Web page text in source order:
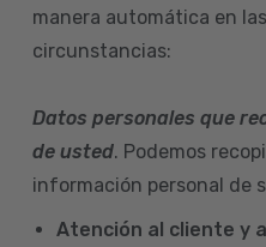
manera automática en
circunstancias:
Datos personales que
de usted. Podemos
información personal de
Atención al cliente y